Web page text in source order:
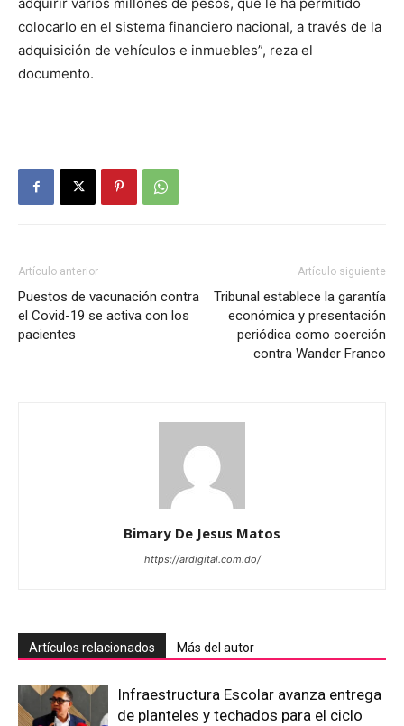
adquirir varios millones de pesos, que le ha permitido
colocarlo en el sistema financiero nacional, a través de la
adquisición de vehículos e inmuebles”, reza el
documento.
Artículo anterior
Puestos de vacunación contra
el Covid-19 se activa con los
pacientes
Artículo siguiente
Tribunal establece la garantía
económica y presentación
periódica como coerción
contra Wander Franco
Bimary De Jesus Matos
https://ardigital.com.do/
Artículos relacionados Más del autor
Infraestructura Escolar avanza entrega
de planteles y techados para el ciclo